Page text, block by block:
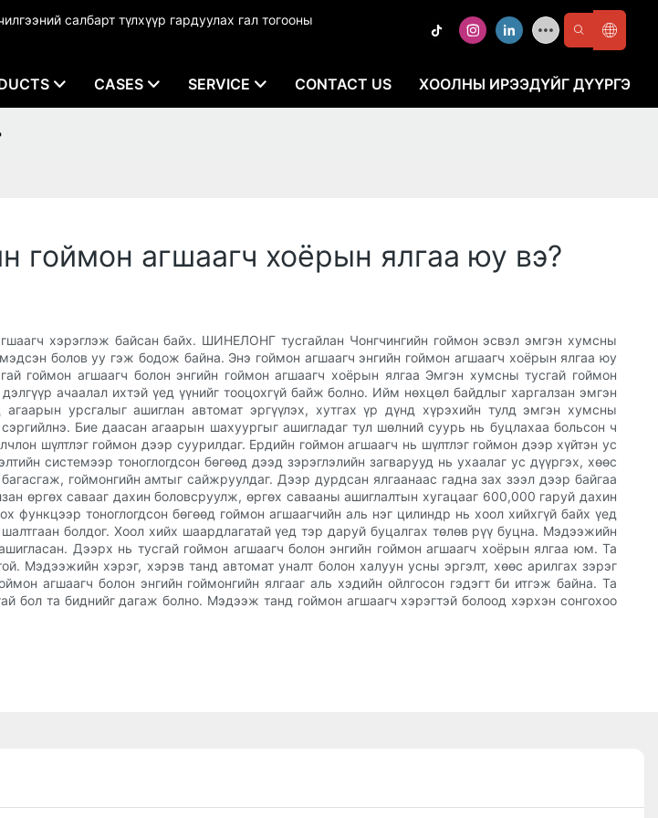
салбарт түлхүүр гардуулах гал тогооны
CASES SERVICE CONTACT US ХООЛНЫ ИРЭЭДҮЙГ ДҮҮРГЭ
гоймон агшаагч хоёрын ялгаа юу вэ?
хэрэглэж байсан байх. ШИНЕЛОНГ тусгайлан Чонгчингийн гоймон эсвэл эмгэн хумсны
болов уу гэж бодож байна. Энэ гоймон агшаагч энгийн гоймон агшаагч хоёрын ялгаа юу
гоймон агшаагч болон энгийн гоймон агшаагч хоёрын ялгаа Эмгэн хумсны тусгай гоймон
ачаалал ихтэй үед үүнийг тооцохгүй байж болно. Ийм нөхцөл байдлыг харгалзан эмгэн
урсгалыг ашиглан автомат эргүүлэх, хутгах үр дүнд хүрэхийн тулд эмгэн хумсны
Бие даасан агаарын шахуургыг ашигладаг тул шөлний суурь нь буцлахаа больсон ч
шүлтлэг гоймон дээр суурилдаг. Ердийн гоймон агшаагч нь шүлтлэг гоймон дээр хүйтэн ус
системээр тоноглогдсон бөгөөд дээд зэрэглэлийн загварууд нь ухаалаг ус дүүргэх, хөөс
гоймонгийн амтыг сайжруулдаг. Дээр дурдсан ялгаанаас гадна зах зээл дээр байгаа
өргөх савааг дахин боловсруулж, өргөх савааны ашиглалтын хугацааг 600,000 гаруй дахин
функцээр тоноглогдсон бөгөөд гоймон агшаагчийн аль нэг цилиндр нь хоол хийхгүй байх үед
болдог. Хоол хийх шаардлагатай үед тэр даруй буцалгах төлөв рүү буцна. Мэдээжийн
Дээрх нь тусгай гоймон агшаагч болон энгийн гоймон агшаагч хоёрын ялгаа юм. Та
Мэдээжийн хэрэг, хэрэв танд автомат уналт болон халуун усны эргэлт, хөөс арилгах зэрэг
агшаагч болон энгийн гоймонгийн ялгааг аль хэдийн ойлгосон гэдэгт би итгэж байна. Та
бол та биднийг дагаж болно. Мэдээж танд гоймон агшаагч хэрэгтэй болоод хэрхэн сонгохоо